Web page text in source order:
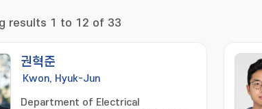
results 1 to 12 of 33
권혁준
Kwon, Hyuk-Jun
Department of Electrical